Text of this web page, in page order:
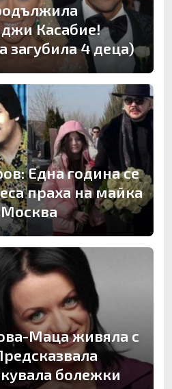
Касабие!
загубила 4 деца)
Една година се
праха на майка
Маца живяла с
болежки